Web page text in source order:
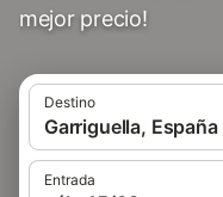
mejor precio!
Destino
Garriguella, España
Entrada